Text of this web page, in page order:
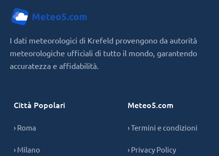
I dati meteorologici di Krefeld provengono da autorità
meteorologiche ufficiali di tutto il mondo, garantendo
accuratezza e affidabilità.
Città Popolari
› Roma
› Milano
Meteo5.com
› Termini e condizioni
› Privacy Policy